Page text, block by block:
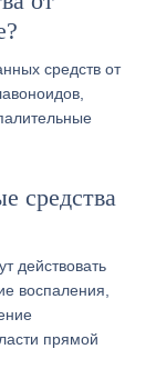
средств от
средства
действовать
воспаления,
прямой